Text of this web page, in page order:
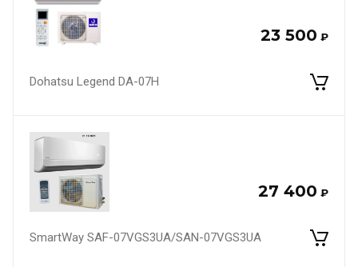
23 500 ₽
Dohatsu Legend DA-07H
27 400 ₽
SmartWay SAF-07VGS3UA/SAN-07VGS3UA